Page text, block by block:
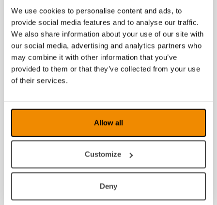
We use cookies to personalise content and ads, to
provide social media features and to analyse our traffic.
We also share information about your use of our site with
our social media, advertising and analytics partners who
may combine it with other information that you’ve
provided to them or that they’ve collected from your use
of their services.
Allow all
Customize
Deny
2017
2016
2015
2014
2013
2010